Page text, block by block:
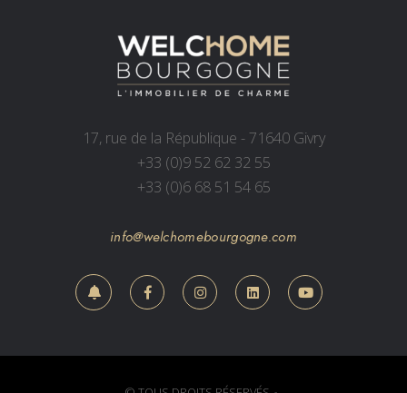
17, rue de la République - 71640 Givry
+33 (0)9 52 62 32 55
+33 (0)6 68 51 54 65
info@welchomebourgogne.com